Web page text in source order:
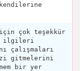
kendilerine
çok teşekkür
ilgileri
çalışmaları
gitmelerini
bir yer